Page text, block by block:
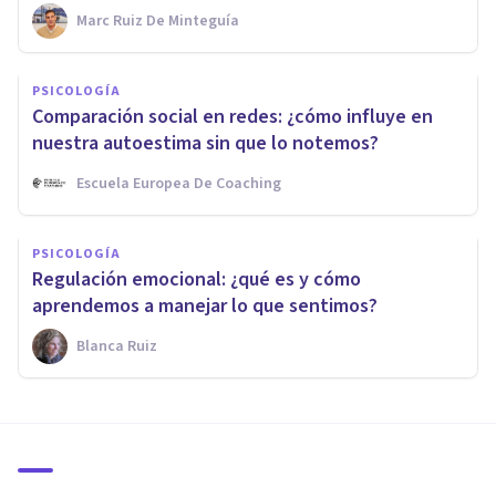
Marc Ruiz De Minteguía
PSICOLOGÍA
Comparación social en redes: ¿cómo influye en
nuestra autoestima sin que lo notemos?
Escuela Europea De Coaching
PSICOLOGÍA
Regulación emocional: ¿qué es y cómo
aprendemos a manejar lo que sentimos?
Blanca Ruiz